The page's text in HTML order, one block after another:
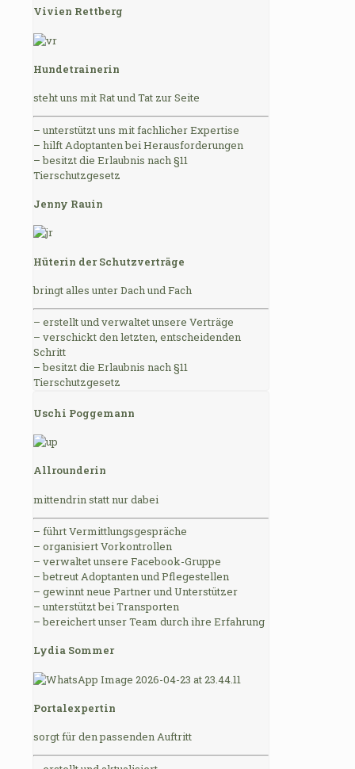
Vivien Rettberg
Hundetrainerin
steht uns mit Rat und Tat zur Seite
– unterstützt uns mit fachlicher Expertise
– hilft Adoptanten bei Herausforderungen
– besitzt die Erlaubnis nach §11
Tierschutzgesetz
Jenny Rauin
Hüterin der Schutzverträge
bringt alles unter Dach und Fach
– erstellt und verwaltet unsere Verträge
– verschickt den letzten, entscheidenden
Schritt
– besitzt die Erlaubnis nach §11
Tierschutzgesetz
Uschi Poggemann
Allrounderin
mittendrin statt nur dabei
– führt Vermittlungsgespräche
– organisiert Vorkontrollen
– verwaltet unsere Facebook-Gruppe
– betreut Adoptanten und Pflegestellen
– gewinnt neue Partner und Unterstützer
– unterstützt bei Transporten
– bereichert unser Team durch ihre Erfahrung
Lydia Sommer
Portalexpertin
sorgt für den passenden Auftritt